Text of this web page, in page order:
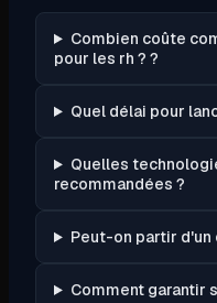
Combien coûte
pour les rh ? ?
Quel délai pour
Quelles
recommandées ?
Peut-on partir d'un
Comment garantir